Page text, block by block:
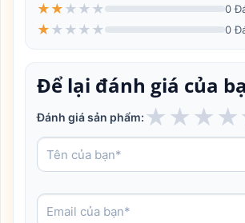
★ ★ ★ ★ ★ 0
★ ★ ★ ★ ★ 0
Để lại đánh giá của
Đánh giá sản phẩm: ★ ★ ★ ★